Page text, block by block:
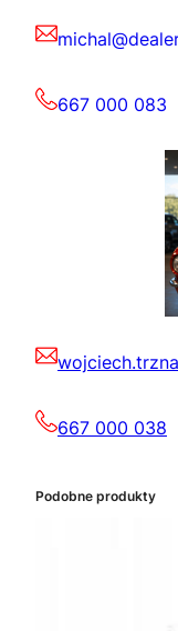
667 000 083
667 000 038
Podobne produkty